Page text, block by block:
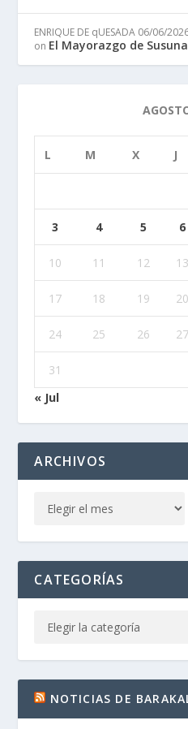
ENRIQUE DE qUESADA 06/06/
on El Mayorazgo de
L M X J
3 4 5 6
10 11 12 13
17 18 19 20
24 25 26 27
31
« Jul
ARCHIVOS
CATEGORÍAS
NOTICIAS DE